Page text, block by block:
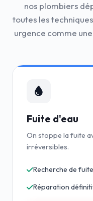
nos plombiers
toutes les
urgence comme
Fuite d'eau
On stoppe la fuite
irréversibles.
Recherche de
Réparation